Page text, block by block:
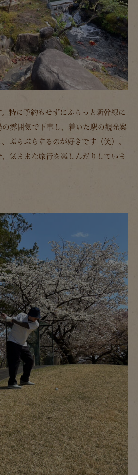
特に予約もせずにふらっと新幹線に
雰囲気で下車し、着いた駅の観光案
ぶらぶらするのが好きです（笑）。
気ままな旅行を楽しんだりしていま